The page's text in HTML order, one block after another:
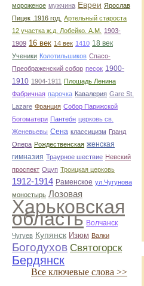
мороженое мужчина Евреи Ярослав
Пицек .1916 год. Артельный староста
12 участка ж.д. Лобейко. А.М.
1903-
1909 16 век 14 век 1410 18 век
Ученики Колотильшиков Спасо-
Преображенский собор песок 1900-
1910 1904-1911 Плошадь Ленина
Фабричная парочка Кавалерия Gare St.
Lazare Франция Собор Парижской
Богоматери Пантео́н церковь св.
Женевьевы Сена классицизм Гранд
Опера Рождественская женская
гимназия Траурное шествие Невский
проспект Оцуп Троицкая церковь
1912-1914 Раменское ул.Чугунова
моностырь Лозовая
Харьковская
область Волчанск
Чугуев Купянск Изюм Валки
Богодухов Святогорск
Бердянск
Все ключевые слова >>